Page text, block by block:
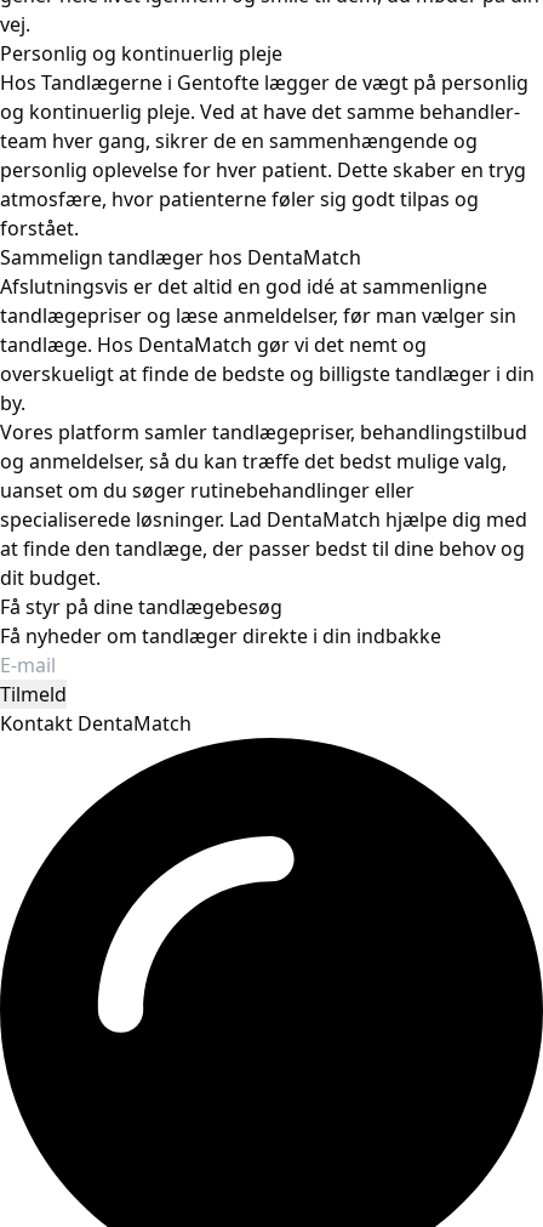
vej.
Personlig og kontinuerlig pleje
Hos Tandlægerne i Gentofte lægger de vægt på personlig
og kontinuerlig pleje. Ved at have det samme behandler-
team hver gang, sikrer de en sammenhængende og
personlig oplevelse for hver patient. Dette skaber en tryg
atmosfære, hvor patienterne føler sig godt tilpas og
forstået.
Sammelign tandlæger hos DentaMatch
Afslutningsvis er det altid en god idé at sammenligne
tandlægepriser og læse anmeldelser, før man vælger sin
tandlæge. Hos DentaMatch gør vi det nemt og
overskueligt at finde de bedste og billigste tandlæger i din
by.
Vores platform samler tandlægepriser, behandlingstilbud
og anmeldelser, så du kan træffe det bedst mulige valg,
uanset om du søger rutinebehandlinger eller
specialiserede løsninger. Lad DentaMatch hjælpe dig med
at finde den tandlæge, der passer bedst til dine behov og
dit budget.
Få styr på dine tandlægebesøg
Få nyheder om tandlæger direkte i din indbakke
Tilmeld
Kontakt DentaMatch